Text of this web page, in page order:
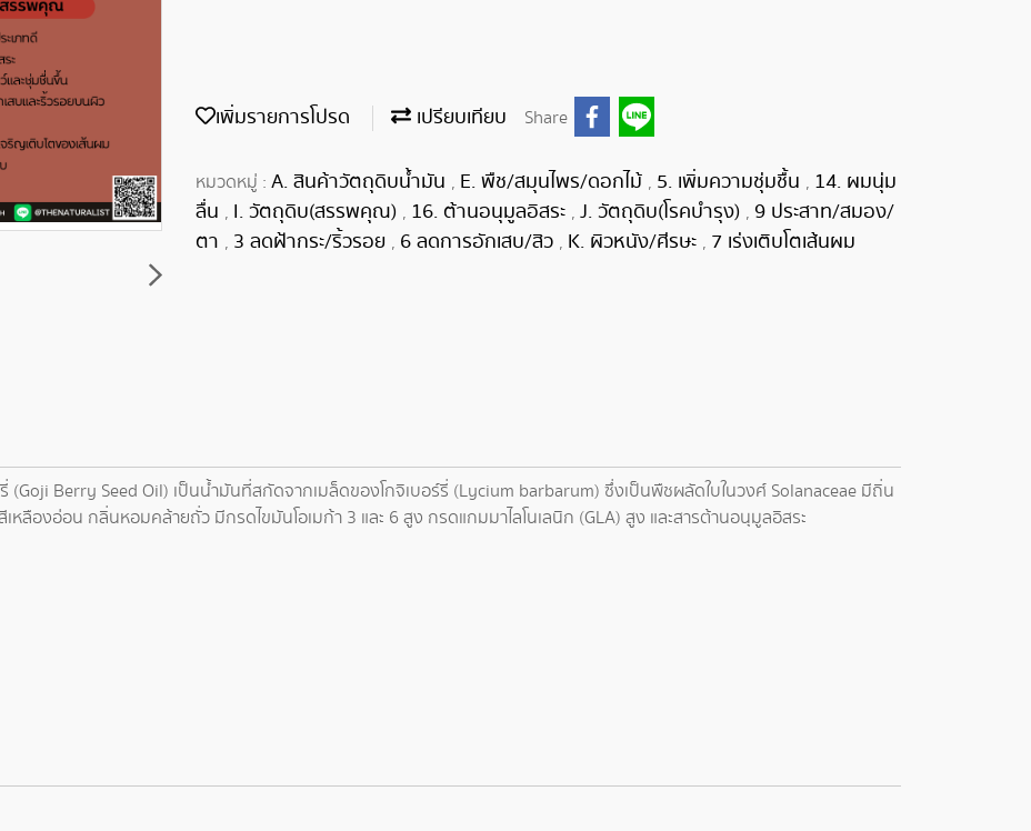
เพิ่มรายการโปรด เปรียบเทียบ Share
หมวดหมู่ : A. สินค้าวัตถุดิบน้ำมัน , E. พืช/สมุนไพร/ดอกไม้ , 5. เพิ่มความชุ่มชื้น , 14. ผมนุ่ม
ลื่น , I. วัตถุดิบ(สรรพคุณ) , 16. ต้านอนุมูลอิสระ , J. วัตถุดิบ(โรคบำรุง) , 9 ประสาท/สมอง/
ตา , 3 ลดฝ้ากระ/ริ้วรอย , 6 ลดการอักเสบ/สิว , K. ผิวหนัง/ศีรษะ , 7 เร่งเติบโตเส้นผม
(Goji Berry Seed Oil) เป็นน้ำมันที่สกัดจากเมล็ดของโกจิเบอร์รี่ (Lycium barbarum) ซึ่งเป็นพืชผลัดใบในวงศ์ Solanaceae มีถิ่น
เหลืองอ่อน กลิ่นหอมคล้ายถั่ว มีกรดไขมันโอเมก้า 3 และ 6 สูง กรดแกมมาไลโนเลนิก (GLA) สูง และสารต้านอนุมูลอิสระ